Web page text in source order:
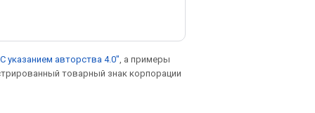
указанием авторства 4.0" , а примеры
товарный знак корпорации